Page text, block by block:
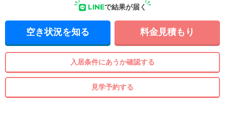
LINEで結果が届く
空き状況を知る 料金見積もり
入居条件にあうか確認する
見学予約する